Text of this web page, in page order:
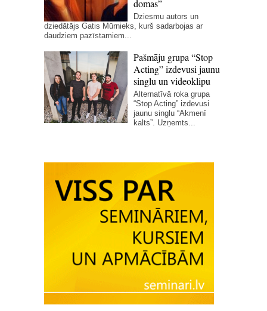
domas”
Dziesmu autors un
dziedātājs Gatis Mūrnieks, kurš sadarbojas ar
daudziem pazīstamiem...
Pašmāju grupa “Stop
Acting” izdevusi jaunu
singlu un videoklipu
Alternatīvā roka grupa
“Stop Acting” izdevusi
jaunu singlu “Akmenī
kalts”. Uzņemts...